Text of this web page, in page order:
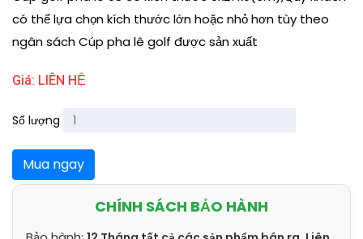
có thể lựa chọn kích thước lớn hoặc nhỏ hơn tùy theo
ngân sách Cúp pha lê golf được sản xuất
Giá: LIÊN HỆ
Số lượng
Mua ngay
CHÍNH SÁCH BẢO HÀNH